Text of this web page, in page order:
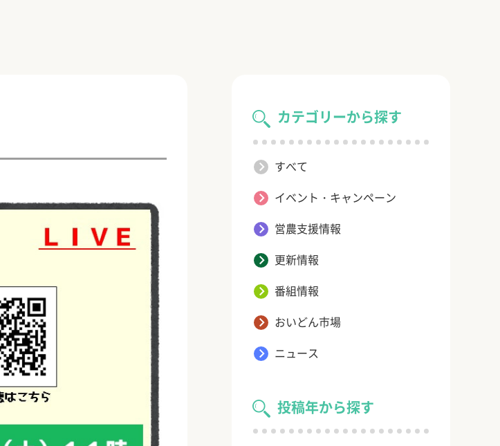
カテゴリーから探す
すべて
イベント・キャンペーン
営農支援情報
更新情報
番組情報
おいどん市場
ニュース
投稿年から探す